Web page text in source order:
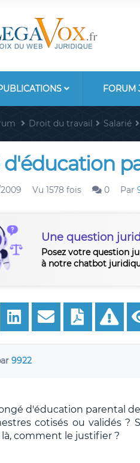
FORUM
Droit du travail Salarié
d'éducation
Vu 1578 fois 0 Par
Une question
Posez votre question
à notre chatbot
9922
d'éducation parental
cotisés ou validés ?
comment le justifier ?